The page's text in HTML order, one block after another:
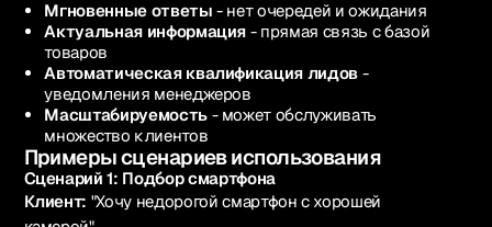
Мгновенные ответы - нет очередей и ожидания
Актуальная информация - прямая связь с базой
товаров
Автоматическая квалификация лидов -
уведомления менеджеров
Масштабируемость- может обслуживать
множество клиентов
Примеры сценариев использования
Сценарий 1: Подбор смартфона
Клиент: "Хочу недорогой смартфон с хорошей